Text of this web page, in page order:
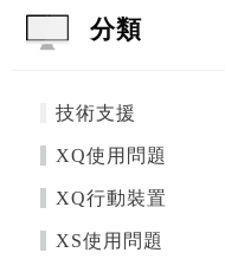
分類
技術支援
XQ使用問題
XQ行動裝置
XS使用問題